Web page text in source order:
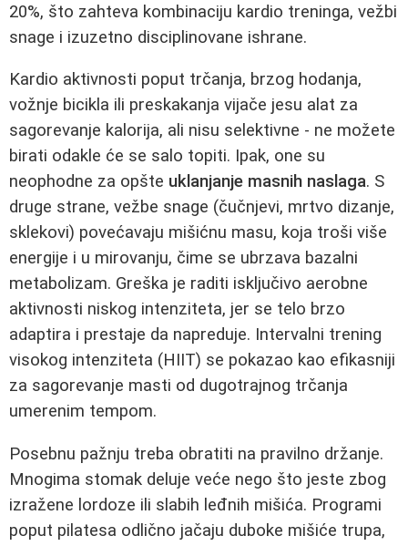
20%, što zahteva kombinaciju kardio treninga, vežbi
snage i izuzetno disciplinovane ishrane.
Kardio aktivnosti poput trčanja, brzog hodanja,
vožnje bicikla ili preskakanja vijače jesu alat za
sagorevanje kalorija, ali nisu selektivne - ne možete
birati odakle će se salo topiti. Ipak, one su
neophodne za opšte uklanjanje masnih naslaga. S
druge strane, vežbe snage (čučnjevi, mrtvo dizanje,
sklekovi) povećavaju mišićnu masu, koja troši više
energije i u mirovanju, čime se ubrzava bazalni
metabolizam. Greška je raditi isključivo aerobne
aktivnosti niskog intenziteta, jer se telo brzo
adaptira i prestaje da napreduje. Intervalni trening
visokog intenziteta (HIIT) se pokazao kao efikasniji
za sagorevanje masti od dugotrajnog trčanja
umerenim tempom.
Posebnu pažnju treba obratiti na pravilno držanje.
Mnogima stomak deluje veće nego što jeste zbog
izražene lordoze ili slabih leđnih mišića. Programi
poput pilatesa odlično jačaju duboke mišiće trupa,